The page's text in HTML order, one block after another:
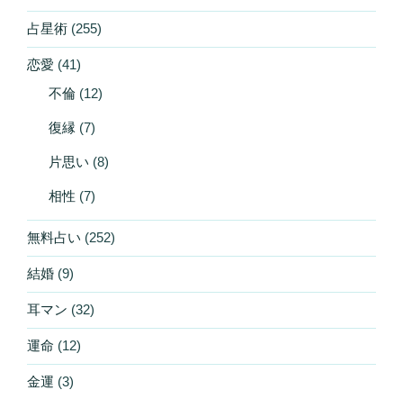
占星術 (255)
恋愛 (41)
不倫 (12)
復縁 (7)
片思い (8)
相性 (7)
無料占い (252)
結婚 (9)
耳マン (32)
運命 (12)
金運 (3)